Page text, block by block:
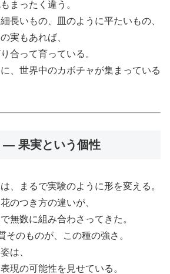
まったく違う。
長いもの、皿のように平たいもの、
実もあれば、
合って育っている。
、世界中のカボチャが集まっている
― 果実という個性
、まるで実験のように形を変える。
のつき方の違いが、
無数に組み合わさってきた。
そのものが、この種の強さ。
は、
現の可能性を見せている。